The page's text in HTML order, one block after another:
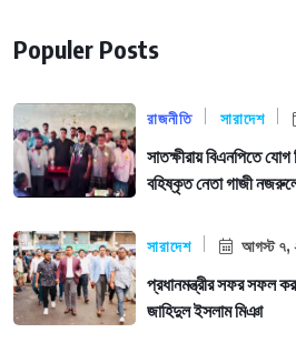
Populer Posts
রাজনীতি সারাদেশ
সাতক্ষীরায় বিএনপিতে যোগ
বহিষ্কৃত নেতা গাজী
সারাদেশ আগস্ট ৭,
প্রধানমন্ত্রীর সফর সফল
জাহিদুল ইসলাম মিঞা